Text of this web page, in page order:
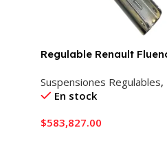
Regulable Renault
Suspensiones Regulables,
En stock
$583,827.00